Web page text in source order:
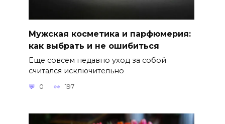
Мужская косметика и парфюмерия:
как выбрать и не ошибиться
Еще совсем недавно уход за собой
считался исключительно
0 197